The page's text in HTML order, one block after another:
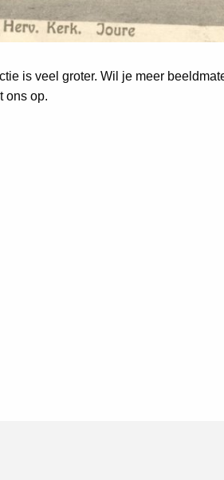
is veel groter. Wil je meer
ons op.